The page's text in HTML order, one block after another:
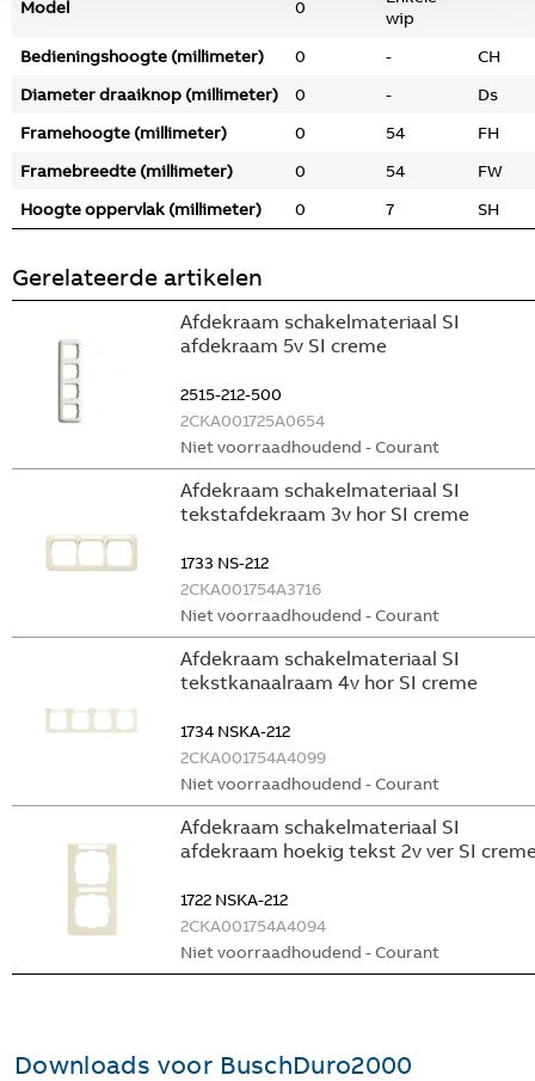
Model 0
wip
Bedieningshoogte (millimeter)
0 -
CH
Diameter draaiknop (millimeter)
0 -
Ds
Framehoogte (millimeter)
0 54
FH
Framebreedte (millimeter)
0 54
FW
Hoogte oppervlak (millimeter)
0 7 SH
Gerelateerde artikelen
Afdekraam schakelmateriaal SI
afdekraam 5v SI creme
2515-212-500
2CKA001725A0654
Niet voorraadhoudend - Courant
Afdekraam schakelmateriaal SI
tekstafdekraam 3v hor SI creme
1733 NS-212
2CKA001754A3716
Niet voorraadhoudend - Courant
Afdekraam schakelmateriaal SI
tekstkanaalraam 4v hor SI creme
1734 NSKA-212
2CKA001754A4099
Niet voorraadhoudend - Courant
Afdekraam schakelmateriaal SI
afdekraam hoekig tekst 2v ver SI
1722 NSKA-212
2CKA001754A4094
Niet voorraadhoudend - Courant
Downloads voor BuschDuro2000